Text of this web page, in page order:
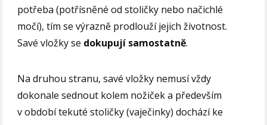
potřeba (potřísněné od stoličky nebo načichlé
močí), tím se výrazně prodlouží jejich životnost.
Savé vložky se dokupují samostatně.
Na druhou stranu, savé vložky nemusí vždy
dokonale sednout kolem nožiček a především
v období tekuté stoličky (vaječinky) dochází ke